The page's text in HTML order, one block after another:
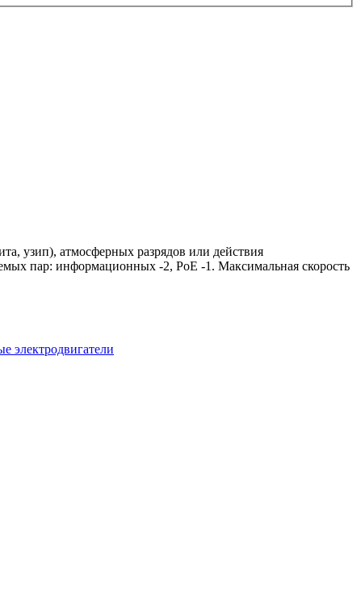
узип), атмосферных разрядов или действия
пар: информационных -2, PoE -1. Максимальная скорость
электродвигатели